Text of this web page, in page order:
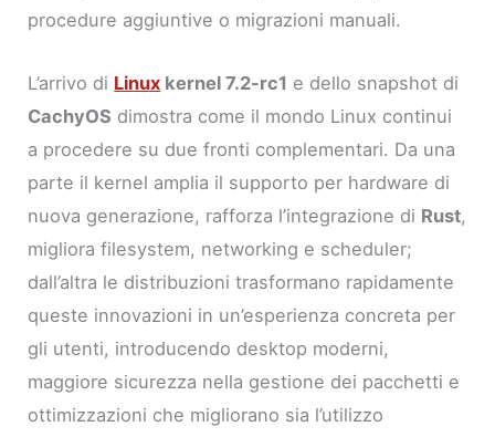
procedure aggiuntive o migrazioni manuali.
L’arrivo di Linux kernel 7.2-rc1 e dello snapshot di
CachyOS dimostra come il mondo Linux continui
a procedere su due fronti complementari. Da una
parte il kernel amplia il supporto per hardware di
nuova generazione, rafforza l’integrazione di Rust,
migliora filesystem, networking e scheduler;
dall’altra le distribuzioni trasformano rapidamente
queste innovazioni in un’esperienza concreta per
gli utenti, introducendo desktop moderni,
maggiore sicurezza nella gestione dei pacchetti e
ottimizzazioni che migliorano sia l’utilizzo